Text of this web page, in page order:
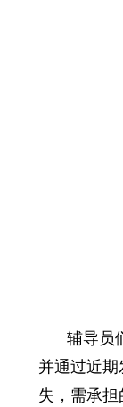
辅导员
并通过近
失，需承